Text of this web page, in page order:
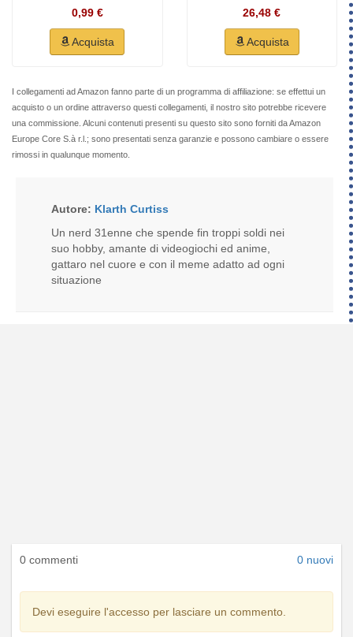
0,99 €
Acquista
26,48 €
Acquista
I collegamenti ad Amazon fanno parte di un programma di affiliazione: se effettui un
acquisto o un ordine attraverso questi collegamenti, il nostro sito potrebbe ricevere
una commissione. Alcuni contenuti presenti su questo sito sono forniti da Amazon
Europe Core S.à r.l.; sono presentati senza garanzie e possono cambiare o essere
rimossi in qualunque momento.
Autore: Klarth Curtiss
Un nerd 31enne che spende fin troppi soldi nei
suo hobby, amante di videogiochi ed anime,
gattaro nel cuore e con il meme adatto ad ogni
situazione
0 commenti 0 nuovi
Devi eseguire l'accesso per lasciare un commento.